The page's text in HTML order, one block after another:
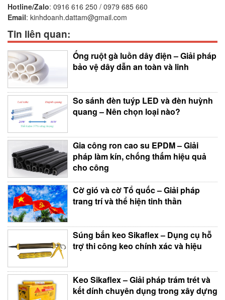
Hotline/Zalo: 0916 616 250 / 0979 685 660
Email: kinhdoanh.dattam@gmail.com
Tin liên quan:
Ống ruột gà luồn dây điện – Giải pháp
bảo vệ dây dẫn an toàn và linh
So sánh đèn tuýp LED và đèn huỳnh
quang – Nên chọn loại nào?
Gia công ron cao su EPDM – Giải
pháp làm kín, chống thấm hiệu quả
cho công
Cờ gió và cờ Tổ quốc – Giải pháp
trang trí và thể hiện tinh thần
Súng bắn keo Sikaflex – Dụng cụ hỗ
trợ thi công keo chính xác và hiệu
Keo Sikaflex – Giải pháp trám trét và
kết dính chuyên dụng trong xây dựng